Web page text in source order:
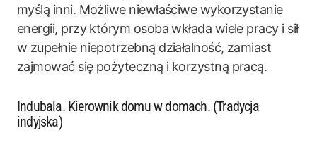
myślą inni. Możliwe niewłaściwe wykorzystanie
energii, przy którym osoba wkłada wiele pracy i sił
w zupełnie niepotrzebną działalność, zamiast
zajmować się pożyteczną i korzystną pracą.
Indubala. Kierownik domu w domach. (Tradycja
indyjska)